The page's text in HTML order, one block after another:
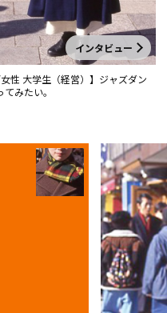
インタビュー
女性 大学生（経営）】ジャズダン
てみたい。